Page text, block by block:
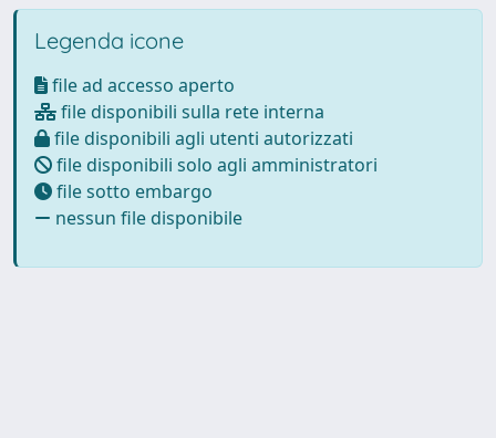
Legenda icone
file ad accesso aperto
file disponibili sulla rete interna
file disponibili agli utenti autorizzati
file disponibili solo agli amministratori
file sotto embargo
nessun file disponibile